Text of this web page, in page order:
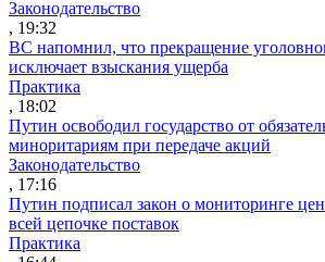
Законодательство
, 19:32
ВС напомнил, что прекращение
исключает взыскания ущерба
Практика
, 18:02
Путин освободил государство от
миноритариям при передаче акций
Законодательство
, 17:16
Путин подписал закон о мониторинге
всей цепочке поставок
Практика